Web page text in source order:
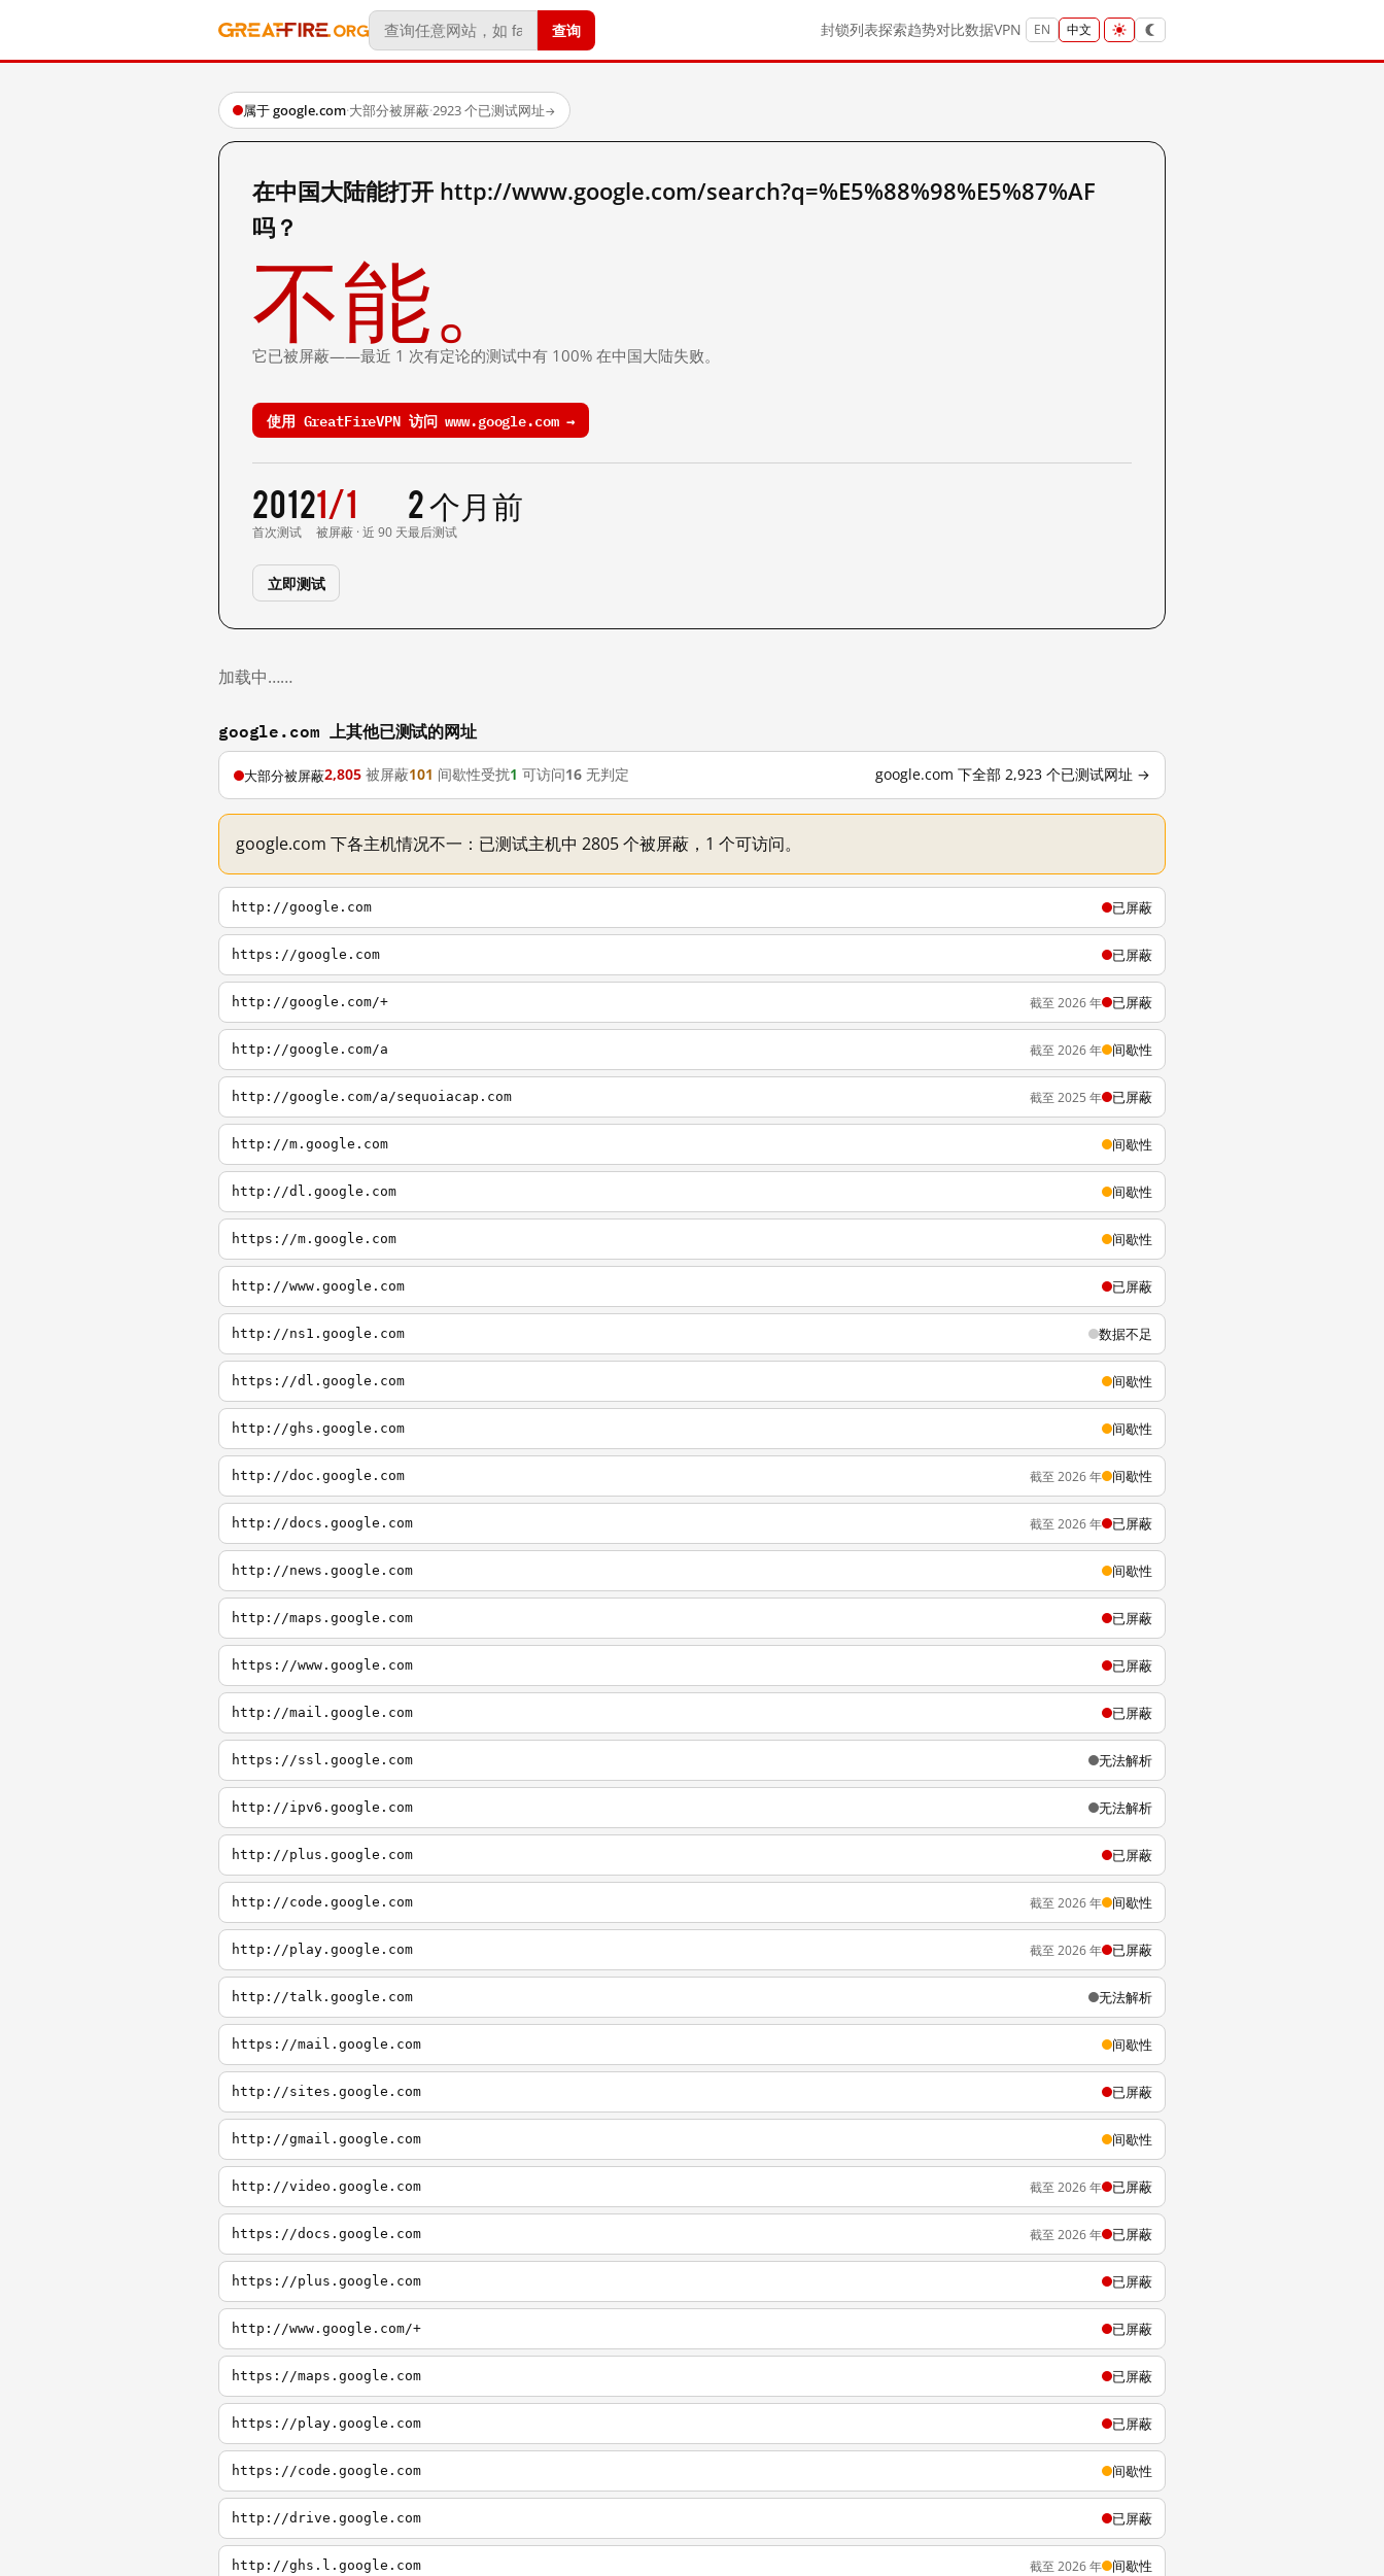
查询 封锁列表探索趋势对比数据VPN EN 中文
属于 google.com·大部分被屏蔽·2923 个已测试网址→
在中国大陆能打开 http://www.google.com/search?q=%E5%88%98%E5%87%AF
吗？
不能。
它已被屏蔽——最近 1 次有定论的测试中有 100% 在中国大陆失败。
使用 GreatFireVPN 访问 www.google.com →
2012
首次测试
1/1
被屏蔽 · 近 90 天
2 个月前
最后测试
立即测试
加载中……
google.com 上其他已测试的网址
大部分被屏蔽2,805 被屏蔽101 间歇性受扰1 可访问16 无判定 google.com 下全部 2,923 个已测试网址 →
google.com 下各主机情况不一：已测试主机中 2805 个被屏蔽，1 个可访问。
http://google.com 已屏蔽
https://google.com 已屏蔽
http://google.com/+ 截至 2026 年 已屏蔽
http://google.com/a 截至 2026 年 间歇性
http://google.com/a/sequoiacap.com 截至 2025 年 已屏蔽
http://m.google.com 间歇性
http://dl.google.com 间歇性
https://m.google.com 间歇性
http://www.google.com 已屏蔽
http://ns1.google.com 数据不足
https://dl.google.com 间歇性
http://ghs.google.com 间歇性
http://doc.google.com 截至 2026 年 间歇性
http://docs.google.com 截至 2026 年 已屏蔽
http://news.google.com 间歇性
http://maps.google.com 已屏蔽
https://www.google.com 已屏蔽
http://mail.google.com 已屏蔽
https://ssl.google.com 无法解析
http://ipv6.google.com 无法解析
http://plus.google.com 已屏蔽
http://code.google.com 截至 2026 年 间歇性
http://play.google.com 截至 2026 年 已屏蔽
http://talk.google.com 无法解析
https://mail.google.com 间歇性
http://sites.google.com 已屏蔽
http://gmail.google.com 间歇性
http://video.google.com 截至 2026 年 已屏蔽
https://docs.google.com 截至 2026 年 已屏蔽
https://plus.google.com 已屏蔽
http://www.google.com/+ 已屏蔽
https://maps.google.com 已屏蔽
https://play.google.com 已屏蔽
https://code.google.com 间歇性
http://drive.google.com 已屏蔽
http://ghs.l.google.com 截至 2026 年 间歇性